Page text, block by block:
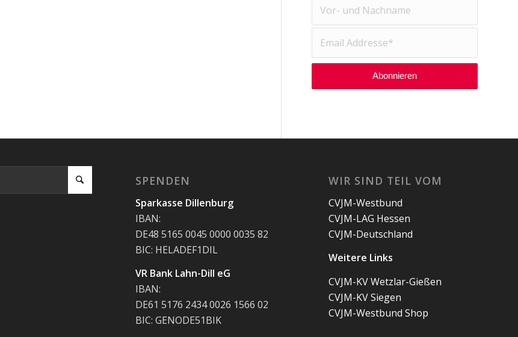
SPENDEN
Sparkasse Dillenburg
IBAN:
DE48 5165 0045 0000 0035 82
BIC: HELADEF1DIL
VR Bank Lahn-Dill eG
IBAN:
DE61 5176 2434 0026 1566 02
BIC: GENODE51BIK
WIR SIND TEIL VOM
CVJM-Westbund
CVJM-LAG Hessen
CVJM-Deutschland
Weitere Links
CVJM-KV Wetzlar-Gießen
CVJM-KV Siegen
CVJM-Westbund Shop